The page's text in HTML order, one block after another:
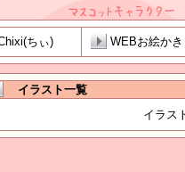
ちぃ) WEBお絵か
イラスト一覧
イラス